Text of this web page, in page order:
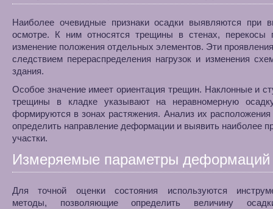
Наиболее очевидные признаки осадки выявляются при
осмотре. К ним относятся трещины в стенах, перекосы
изменение положения отдельных элементов. Эти
следствием перераспределения нагрузок и изменения
здания.
Особое значение имеет ориентация трещин. Наклонные и
трещины в кладке указывают на неравномерную
формируются в зонах растяжения. Анализ их расположения
определить направление деформации и выявить наиболее
участки.
Измеряемые параметры деформаций
Для точной оценки состояния используются
методы, позволяющие определить величину